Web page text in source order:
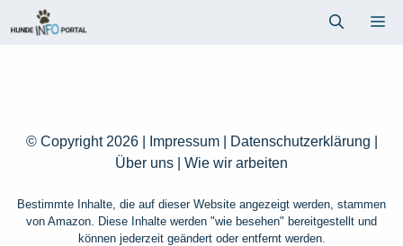
Inhalt
© Copyright 2026 | Impressum| Datenschutzerklärung
Über uns
Wie wir arbeiten
Bestimmte Inhalte, die auf dieser Website angezeigt werden, stammen
von Amazon. Diese Inhalte werden "wie besehen" bereitgestellt und
können jederzeit geändert oder entfernt werden.